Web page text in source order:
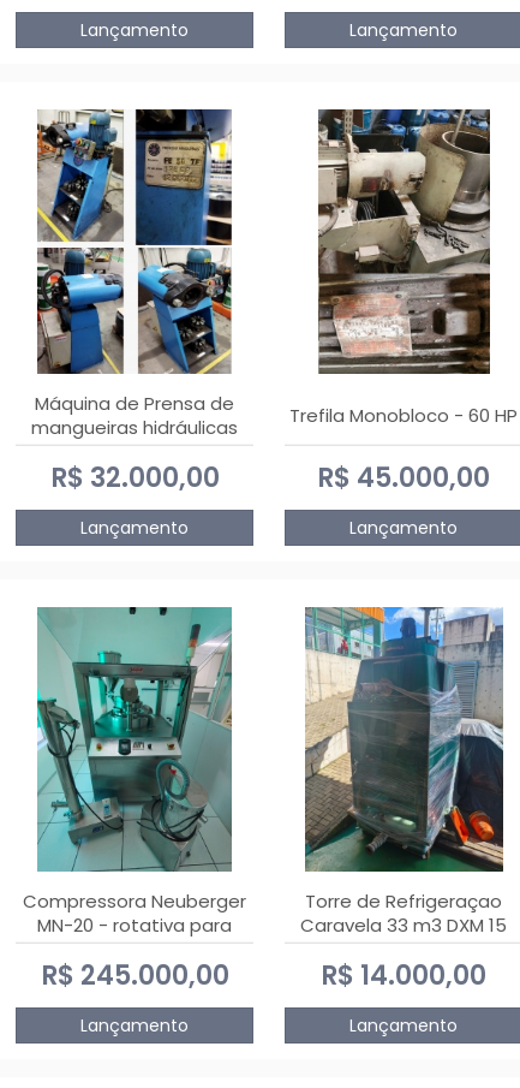
Lançamento Lançamento
Máquina de Prensa de
mangueiras hidráulicas
PE50TF - 2017
R$ 32.000,00
Lançamento
Trefila Monobloco - 60 HP
R$ 45.000,00
Lançamento
Compressora Neuberger
MN-20 - rotativa para
produção de
comprimidos
R$ 245.000,00
Lançamento
Torre de Refrigeraçao
Caravela 33 m3 DXM 15
R$ 14.000,00
Lançamento